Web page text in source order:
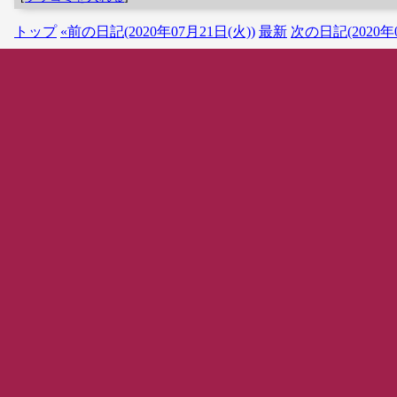
トップ «前の日記(2020年07月21日(火)) 最新 次の日記(2020